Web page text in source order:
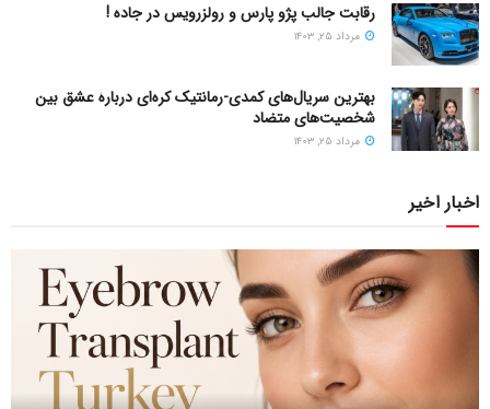
رقابت جالب پژو پارس و رولزرویس در جاده !
مرداد ۲۵, ۱۴۰۳
بهترین سریال‌های کمدی-رمانتیک کره‌ای دربارۀ عشق بین
شخصیت‌های متضاد
مرداد ۲۵, ۱۴۰۳
اخبار اخیر